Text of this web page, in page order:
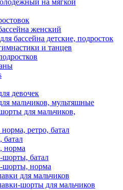
на мягкой
женский
бассейна детские, подросток
и танцев
девочек
мальчиков, мультяшные
для мальчиков,
ретро, батал
батал
норма
батал
шорты, норма
для мальчиков
шорты для мальчиков